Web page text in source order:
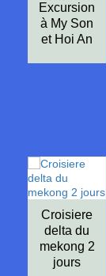
Excursion
à My Son
et Hoi An
Croisiere
delta du
mekong 2
jours